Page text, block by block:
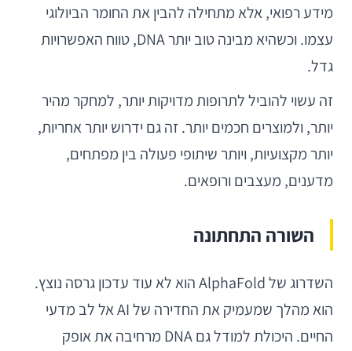
מידע רפואי, אלא מתחילה להבין את החומר הביולוגי
עצמו. וכשהיא מבינה טוב יותר DNA, טווח האפשרויות
גדל.
זה עשוי להוביל לתרופות מדויקות יותר, למחקר מהיר
יותר, ולמוצרים חכמים יותר. זה גם ידרוש יותר אחריות,
יותר מקצועיות, ויותר שיתופי פעולה בין מפתחים,
מדענים, מעצבים ורופאים.
השורה התחתונה
השדרוג של AlphaFold הוא לא עוד עדכון גרסה נוצץ.
הוא מהלך שמעמיק את החדירה של AI אל לב מדעי
החיים. היכולת למודל גם DNA מרחיבה את אופק